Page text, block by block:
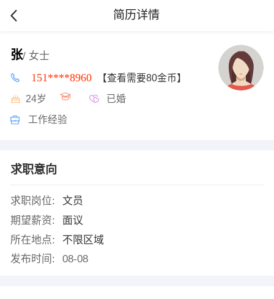
简历详情
张/ 女士
151****8960 【查看需要80金币】
24岁 已婚
工作经验
求职意向
求职岗位:
文员
期望薪资:
面议
所在地点:
不限区域
发布时间:
08-08